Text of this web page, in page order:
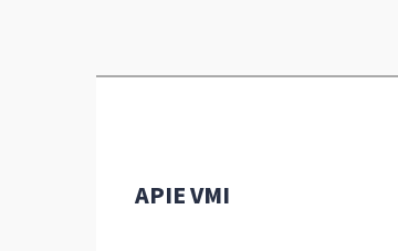
APIE VMI